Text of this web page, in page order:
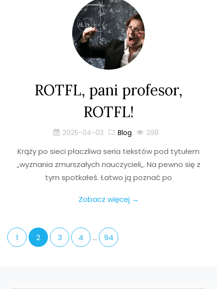
ROTFL, pani profesor,
ROTFL!
2025-04-03 Blog 298
Krąży po sieci płaczliwa seria tekstów pod tytułem
„wyznania zmurszałych nauczycieli„. Na pewno się z
tym spotkałeś. Łatwo ją poznać po
Zobacz więcej →
1 2 3 4 … 94